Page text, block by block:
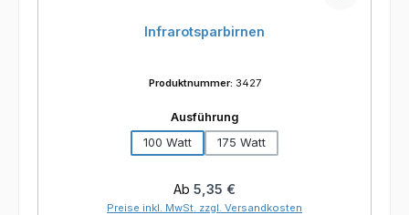
Infrarotsparbirnen
Produktnummer: 3427
Ausführungauswählen
100 Watt
175 Watt
Regulärer Preis:
Ab 5,35 €
Preise inkl. MwSt. zzgl. Versandkosten